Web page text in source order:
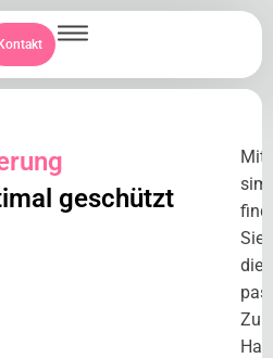
Kontakt
geschützt
Mit
Sie
die